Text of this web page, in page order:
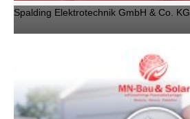
Spalding Elektrotechnik GmbH & Co. KG